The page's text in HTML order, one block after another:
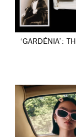
‘GARDÉNIA’: